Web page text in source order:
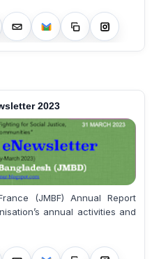
2023
(JMBF) Annual Report
annual activities and